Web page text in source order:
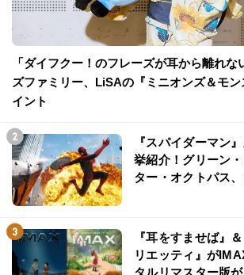
「ダイフクー！のフレーズが耳から離れ
ズファミリー、LiSAの『ミニオンズ＆モ
イント
『スパイダーマン
挙紹介！グリーン
ター・オクトパス
『耳をすませば』
リエッティ』が
タルリマスター版